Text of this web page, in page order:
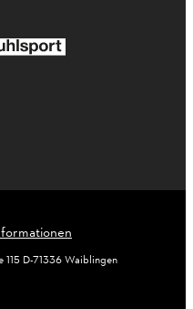
115 D-71336 Waiblingen